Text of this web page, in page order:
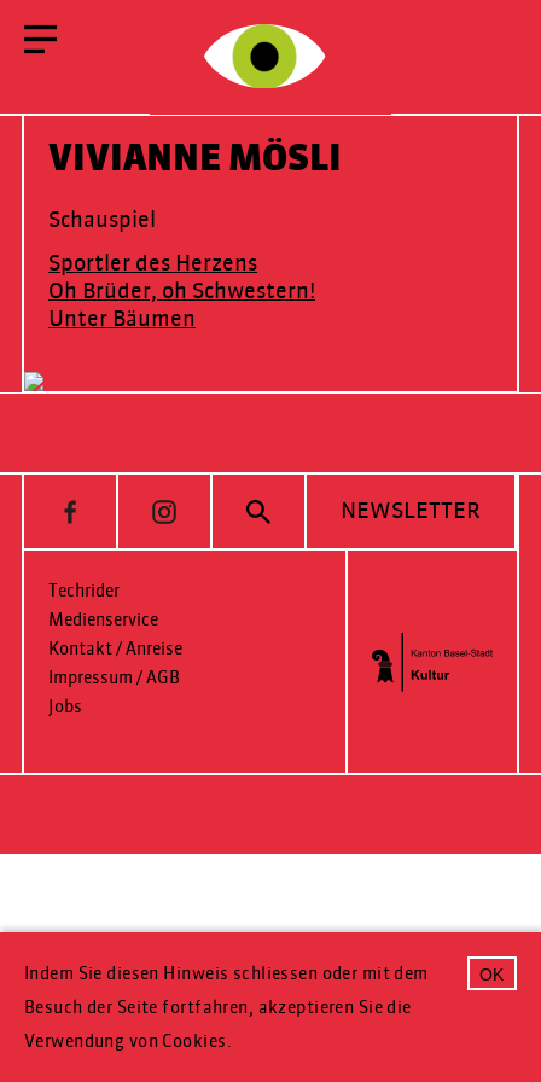
ANGEBOT
SCHULBROSCHÜRE
VIVIANNE MÖSLI
Schauspiel
Sportler des Herzens
Oh Brüder, oh Schwestern!
Unter Bäumen
NEWSLETTER
Techrider
Medienservice
Kontakt / Anreise
Impressum / AGB
Jobs
OK
Indem Sie diesen Hinweis schliessen oder mit dem
Besuch der Seite fortfahren, akzeptieren Sie die
Verwendung von Cookies.